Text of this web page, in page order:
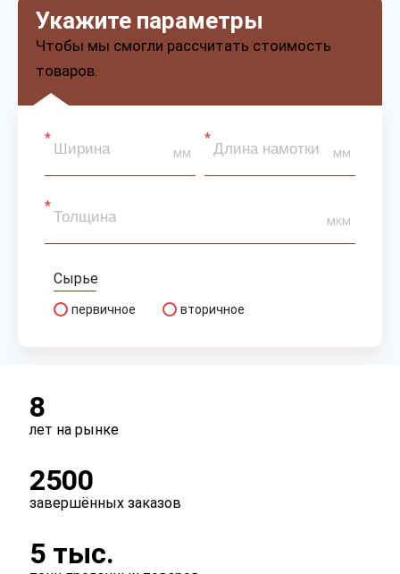
Укажите параметры
Чтобы мы смогли рассчитать стоимость
товаров.
мм мм
мкм
Сырье
первичное вторичное
8
лет на рынке
2500
завершённых заказов
5 тыс.